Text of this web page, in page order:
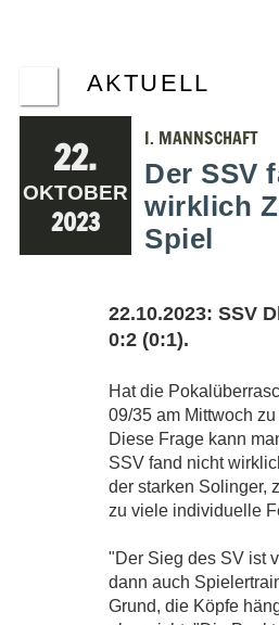
AKTUELL
22.
OKTOBER
2023
I. MANNSCHAFT
Der SSV
wirklich
Spiel
22.10.2023: SSV
0:2 (0:1).
Hat die
09/35 am Mittwoch
Diese Frage kann
SSV fand nicht
der starken Solinger,
zu viele individuelle
"Der Sieg des SV ist
dann auch
Grund, die Köpfe